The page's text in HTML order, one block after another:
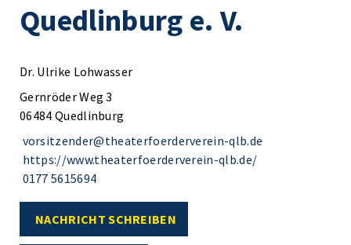
Quedlinburg e. V.
Dr. Ulrike Lohwasser
Gernröder Weg 3
06484 Quedlinburg
vorsitzender@theaterfoerderverein-qlb.de
https://www.theaterfoerderverein-qlb.de/
0177 5615694
NACHRICHT SCHREIBEN